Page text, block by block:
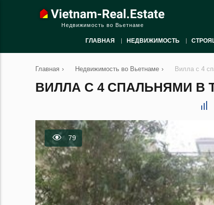
Недвижимость во Вьетнаме
ГЛАВНАЯ НЕДВИЖИМОСТЬ
Главная › Недвижимость во Вьетнаме › Вилла с 4
ВИЛЛА С 4 СПАЛЬНЯМИ В
79